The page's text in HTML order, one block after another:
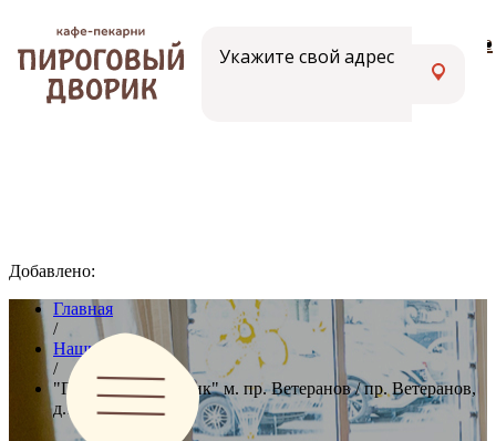
Меню Адреса кафе
Укажите свой адрес
Добавлено:
Главная
/
Наши кафе
/
"Пироговый Дворик" м. пр. Ветеранов / пр. Ветеранов,
д.108 к.1